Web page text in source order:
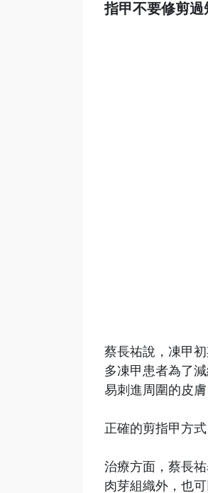
指甲不要修剪過
蔡長祐說，凍甲
多凍甲患者為了
易刺進周圍的皮膚
正確的剪指甲方
治療方面，蔡長
肉芽組織外，也